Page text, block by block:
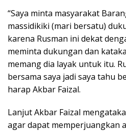
“Saya minta masyarakat
massidikiki (mari bersatu)
karena Rusman ini dekat
meminta dukungan dan
memang dia layak untuk itu.
bersama saya jadi saya tahu
harap Akbar Faizal.
Lanjut Akbar Faizal
agar dapat memperjuangkan